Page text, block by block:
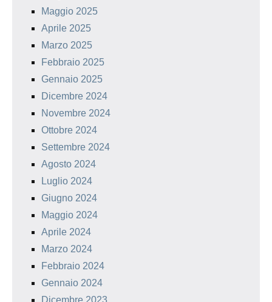
Maggio 2025
Aprile 2025
Marzo 2025
Febbraio 2025
Gennaio 2025
Dicembre 2024
Novembre 2024
Ottobre 2024
Settembre 2024
Agosto 2024
Luglio 2024
Giugno 2024
Maggio 2024
Aprile 2024
Marzo 2024
Febbraio 2024
Gennaio 2024
Dicembre 2023